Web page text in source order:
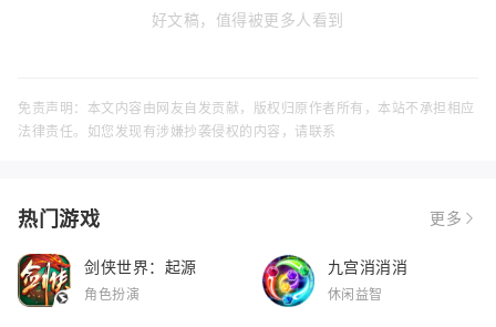
好文稿，值得被更多人看到
免责声明：本文内容由网友自发贡献，版权归原作者所有，本站不承担相应
法律责任。如您发现有涉嫌抄袭侵权的内容，请联系
热门游戏 更多
剑侠世界：起源
角色扮演
九宫消消消
休闲益智